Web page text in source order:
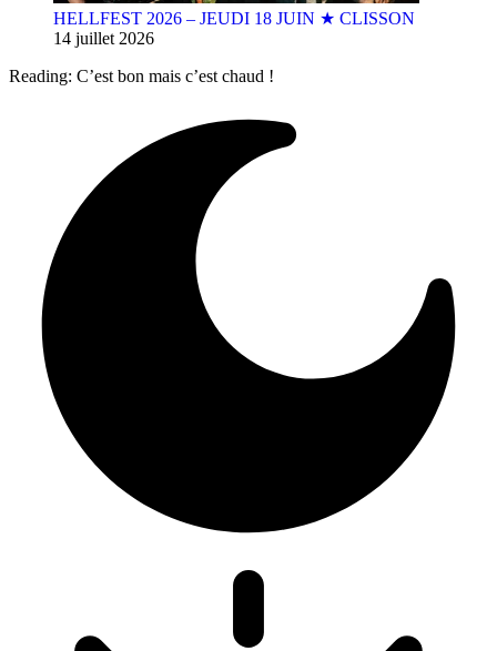
HELLFEST 2026 – JEUDI 18 JUIN ★ CLISSON
14 juillet 2026
Reading: C’est bon mais c’est chaud !